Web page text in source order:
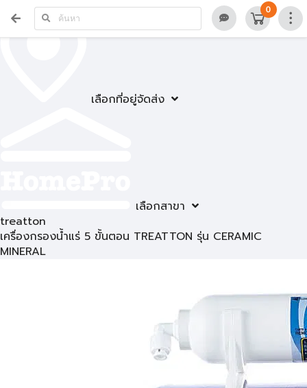
เลือกที่อยู่จัดส่ง
เลือกสาขา
0
treatton
เครื่องกรองน้ำแร่ 5 ขั้นตอน TREATTON รุ่น CERAMIC
MINERAL